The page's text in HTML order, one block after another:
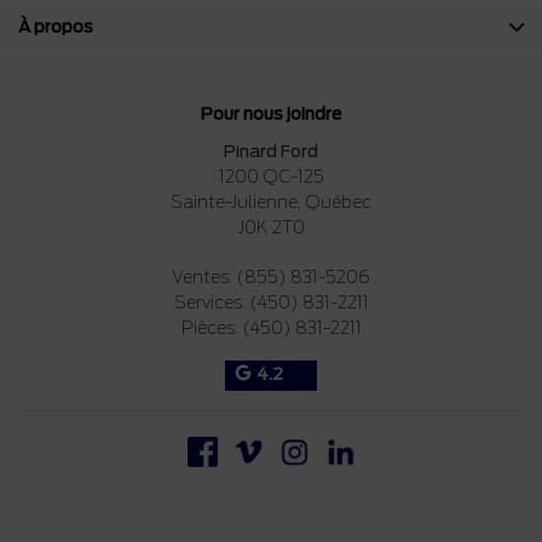
Pour nous joindre
Pinard Ford
1200 QC-125
Sainte-Julienne Québec
J0K 2T0
Ventes: (855) 831-5206
Services: (450) 831-2211
Pièces: (450) 831-2211
4.2
À propos